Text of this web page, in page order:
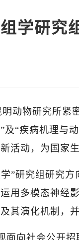
学研究
物研究所紧密
及“疾病机理与
活动，为国家
”研究组研究方
用多模态神经
其演化机制，
面向社会公开招